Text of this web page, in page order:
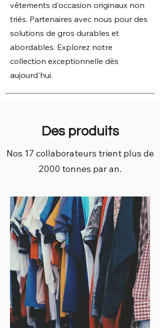
vêtements d'occasion originaux non
triés. Partenaires avec nous pour des
solutions de gros durables et
abordables. Explorez notre
collection exceptionnelle dès
aujourd'hui.
Des produits
Nos 17 collaborateurs trient plus de
2000 tonnes par an.